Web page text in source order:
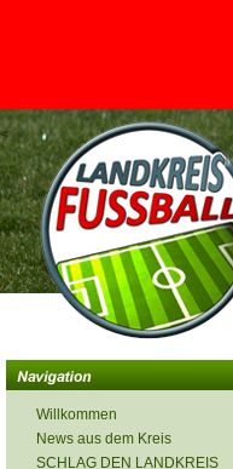
<
Willkommen
News aus dem Kreis
SCHLAG DEN LANDKREIS